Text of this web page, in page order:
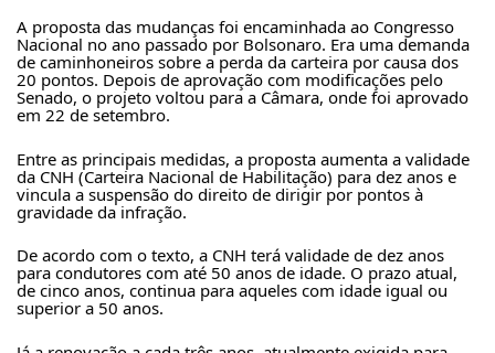
A proposta das mudanças foi encaminhada ao Congresso
Nacional no ano passado por Bolsonaro. Era uma demanda
de caminhoneiros sobre a perda da carteira por causa dos
20 pontos. Depois de aprovação com modificações pelo
Senado, o projeto voltou para a Câmara, onde foi aprovado
em 22 de setembro.
Entre as principais medidas, a proposta aumenta a validade
da CNH (Carteira Nacional de Habilitação) para dez anos e
vincula a suspensão do direito de dirigir por pontos à
gravidade da infração.
De acordo com o texto, a CNH terá validade de dez anos
para condutores com até 50 anos de idade. O prazo atual,
de cinco anos, continua para aqueles com idade igual ou
superior a 50 anos.